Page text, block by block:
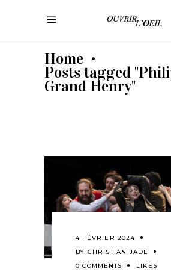
Home •
Posts tagged
Grand Henry"
4 FÉVRIER 2024
BY CHRISTIAN JADE
0 COMMENTS
LIKES